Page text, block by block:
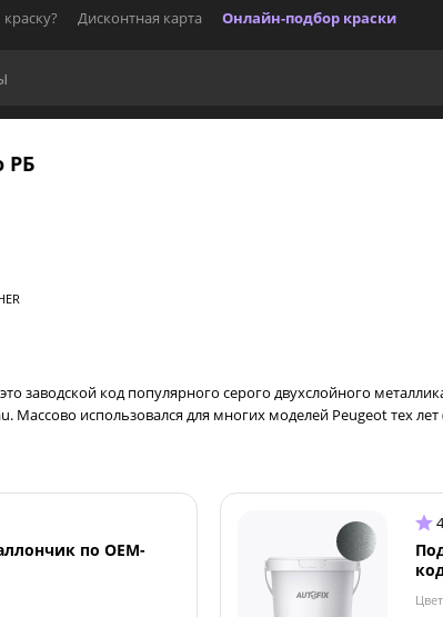
Дисконтная карта Онлайн-подбор краски
РБ
заводской код популярного серого двухслойного
Массово использовался для многих моделей Peugeot тех
по OEM-